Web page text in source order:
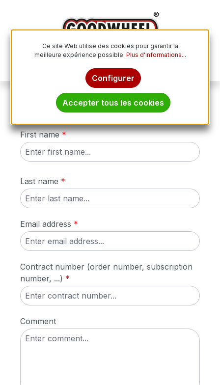
Revocation
First name*
Last name *
Email address *
Contract number (order number, subscription
number, ...) *
Comment
Ce site Web utilise des cookies pour garantir la
meilleure expérience possible. Plus d'informations...
Configurer
Accepter tous les cookies